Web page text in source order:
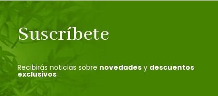
Suscríbete
Recibirás noticias sobre novedades y descuentos
exclusivos